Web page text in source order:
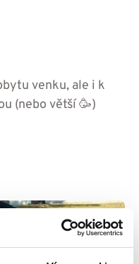
venku, ale i k
(nebo větší 🥳)